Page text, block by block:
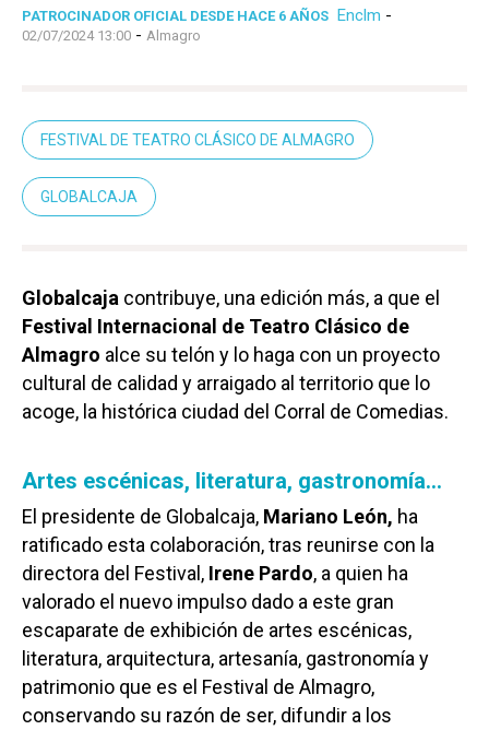
PATROCINADOR OFICIAL DESDE HACE 6 AÑOS Enclm -
02/07/2024 13:00 - Almagro
FESTIVAL DE TEATRO CLÁSICO DE ALMAGRO
GLOBALCAJA
Globalcaja contribuye, una edición más, a que el
Festival Internacional de Teatro Clásico de
Almagro alce su telón y lo haga con un proyecto
cultural de calidad y arraigado al territorio que lo
acoge, la histórica ciudad del Corral de Comedias.
Artes escénicas, literatura, gastronomía…
El presidente de Globalcaja, Mariano León, ha
ratificado esta colaboración, tras reunirse con la
directora del Festival, Irene Pardo, a quien ha
valorado el nuevo impulso dado a este gran
escaparate de exhibición de artes escénicas,
literatura, arquitectura, artesanía, gastronomía y
patrimonio que es el Festival de Almagro,
conservando su razón de ser, difundir a los